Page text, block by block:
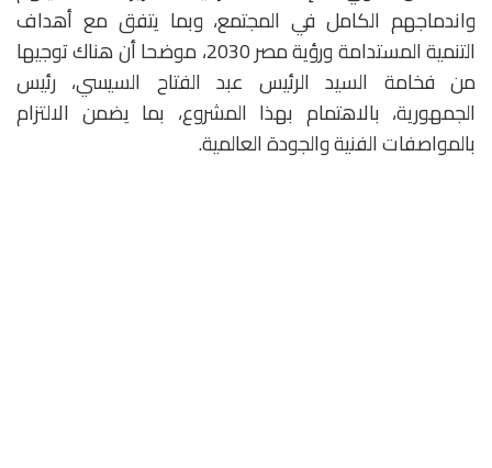
واندماجهم الكامل في المجتمع، وبما يتفق مع أهداف
التنمية المستدامة ورؤية مصر 2030، موضحا أن هناك توجيها
من فخامة السيد الرئيس عبد الفتاح السيسي، رئيس
الجمهورية، بالاهتمام بهذا المشروع، بما يضمن الالتزام
بالمواصفات الفنية والجودة العالمية.